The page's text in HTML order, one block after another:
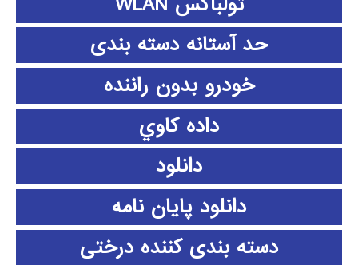
حد آستانه دسته بندی
خودرو بدون راننده
داده كاوي
دانلود
دانلود پايان نامه
دسته بندی کننده درختی